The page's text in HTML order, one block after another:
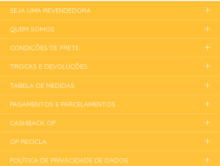
SEJA UMA REVENDEDORA
QUEM SOMOS
CONDIÇÕES DE FRETE
TROCAS E DEVOLUÇÕES
TABELA DE MEDIDAS
PAGAMENTOS E PARCELAMENTOS
CASHBACK OP
OP RECICLA
POLÍTICA DE PRIVACIDADE DE DADOS